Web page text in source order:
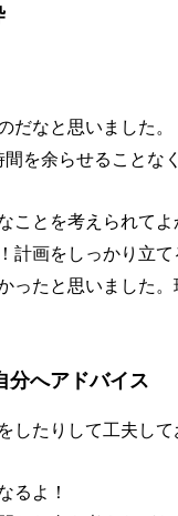
だなと思いました。
を余らせることな
ことを考えられてよ
計画をしっかり立て
ったと思いました
分へアドバイス
したりして工夫し
るよ！